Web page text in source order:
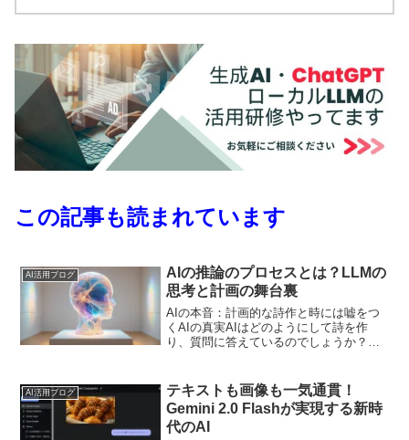
この記事も読まれています
AI活用ブログ
AIの推論のプロセスとは？LLMの
思考と計画の舞台裏
AIの本音：計画的な詩作と時には嘘をつ
くAIの真実AIはどのようにして詩を作
り、質問に答えているのでしょうか？最
とが判明しました。Anthropicの研究者た
ちは、A...
AI活用ブログ
テキストも画像も一気通貫！
Gemini 2.0 Flashが実現する新時
代のAI